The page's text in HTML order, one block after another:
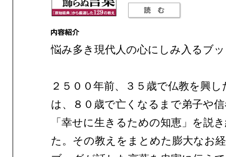
悩み多き現代人の心にしみ入るブ
２５００年前、３５歳で仏教を興
は、８０歳で亡くなるまで弟子や
「幸せに生きるための知恵」を説
た。その教えをまとめた膨大なお